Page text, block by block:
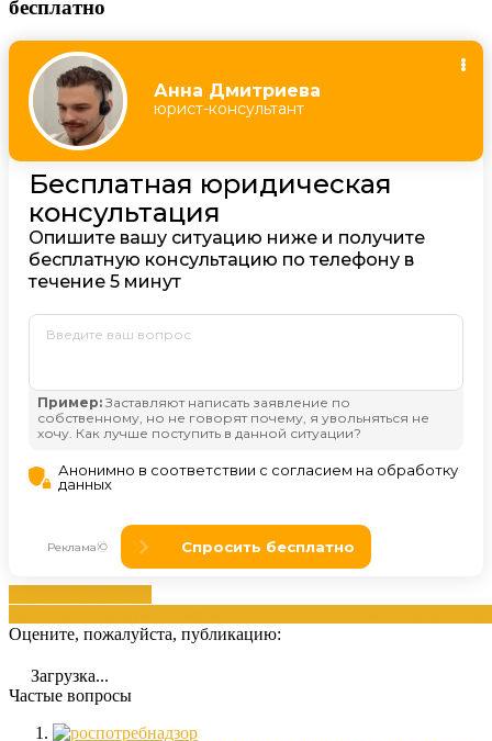
бесплатно
Оцените, пожалуйста, публикацию:
Загрузка...
Частые вопросы